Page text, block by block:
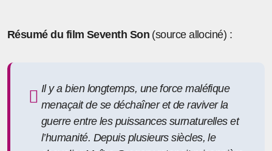
Résumé du film Seventh Son(source allociné) :
Il y a bien longtemps, une force maléfique
menaçait de se déchaîner et de raviver la
guerre entre les puissances surnaturelles et
l’humanité. Depuis plusieurs siècles, le